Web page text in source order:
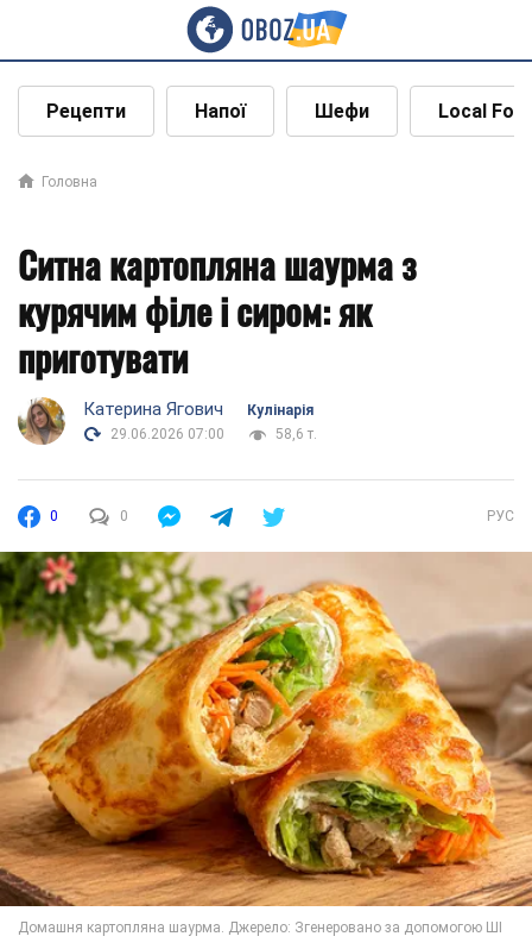
Рецепти Напої Шефи Local
Головна
Ситна картопляна шаурма з
курячим філе і сиром: як
приготувати
Катерина Ягович
Кулінарія
29.06.2026 07:00
58,6 т.
0 0 РУС